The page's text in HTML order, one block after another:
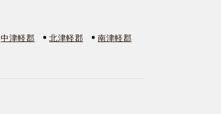
中津軽郡 北津軽郡
南津軽郡